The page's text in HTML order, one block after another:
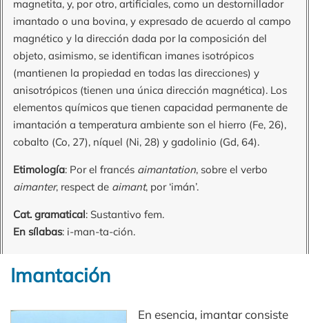
magnetita, y, por otro, artificiales, como un destornillador
imantado o una bovina, y expresado de acuerdo al campo
magnético y la dirección dada por la composición del
objeto, asimismo, se identifican imanes isotrópicos
(mantienen la propiedad en todas las direcciones) y
anisotrópicos (tienen una única dirección magnética). Los
elementos químicos que tienen capacidad permanente de
imantación a temperatura ambiente son el hierro (Fe, 26),
cobalto (Co, 27), níquel (Ni, 28) y gadolinio (Gd, 64).
Etimología: Por el francés aimantation, sobre el verbo
aimanter, respect de aimant, por ‘imán’.
Cat. gramatical: Sustantivo fem.
En sílabas: i-man-ta-ción.
Imantación
En esencia, imantar consiste